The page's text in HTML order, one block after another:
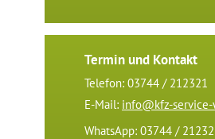
Termin und Kontakt
Telefon: 03744 / 212321
E-Mail: info@kfz-service-
WhatsApp: 03744 /